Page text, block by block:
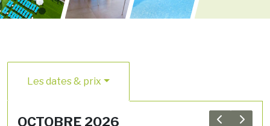
Les dates & prix
OCTOBRE 2026